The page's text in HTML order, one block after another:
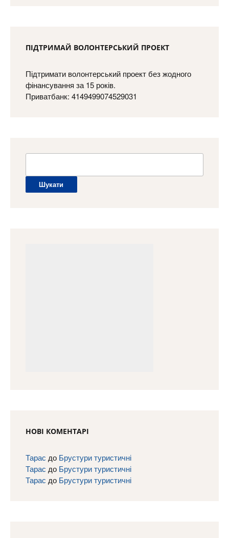
ПІДТРИМАЙ ВОЛОНТЕРСЬКИЙ ПРОЕКТ
Підтримати волонтерський проект без жодного
фінансування за 15 років.
Приватбанк: 4149499074529031
НОВІ КОМЕНТАРІ
Тарас до Брустури туристичні
Тарас до Брустури туристичні
Тарас до Брустури туристичні